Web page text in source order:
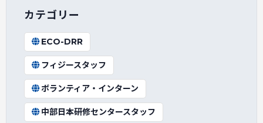
カテゴリー
ECO-DRR
フィジースタッフ
ボランティア・インターン
中部日本研修センタースタッフ